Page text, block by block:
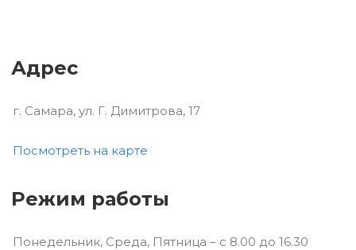
Адрес
г. Самара, ул. Г. Димитрова, 17
Посмотреть на карте
Режим работы
Понедельник, Среда, Пятница – с 8.00 до 16.30